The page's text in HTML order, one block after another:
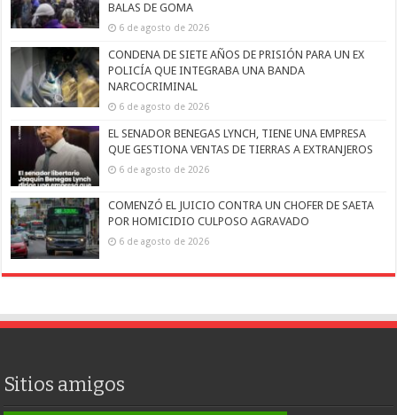
BALAS DE GOMA
6 de agosto de 2026
CONDENA DE SIETE AÑOS DE PRISIÓN PARA UN EX
POLICÍA QUE INTEGRABA UNA BANDA
NARCOCRIMINAL
6 de agosto de 2026
EL SENADOR BENEGAS LYNCH, TIENE UNA EMPRESA
QUE GESTIONA VENTAS DE TIERRAS A EXTRANJEROS
6 de agosto de 2026
COMENZÓ EL JUICIO CONTRA UN CHOFER DE SAETA
POR HOMICIDIO CULPOSO AGRAVADO
6 de agosto de 2026
Sitios amigos